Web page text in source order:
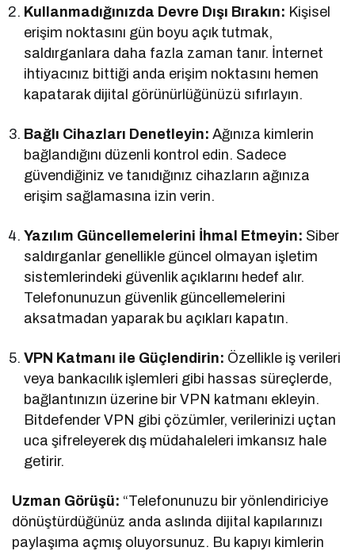
Kullanmadığınızda Devre Dışı Bırakın: Kişisel
erişim noktasını gün boyu açık tutmak,
saldırganlara daha fazla zaman tanır. İnternet
ihtiyacınız bittiği anda erişim noktasını hemen
kapatarak dijital görünürlüğünüzü sıfırlayın.
Bağlı Cihazları Denetleyin: Ağınıza kimlerin
bağlandığını düzenli kontrol edin. Sadece
güvendiğiniz ve tanıdığınız cihazların ağınıza
erişim sağlamasına izin verin.
Yazılım Güncellemelerini İhmal Etmeyin: Siber
saldırganlar genellikle güncel olmayan işletim
sistemlerindeki güvenlik açıklarını hedef alır.
Telefonunuzun güvenlik güncellemelerini
aksatmadan yaparak bu açıkları kapatın.
VPN Katmanı ile Güçlendirin: Özellikle iş verileri
veya bankacılık işlemleri gibi hassas süreçlerde,
bağlantınızın üzerine bir VPN katmanı ekleyin.
Bitdefender VPN gibi çözümler, verilerinizi uçtan
uca şifreleyerek dış müdahaleleri imkansız hale
getirir.
Uzman Görüşü: “Telefonunuzu bir yönlendiriciye
dönüştürdüğünüz anda aslında dijital kapılarınızı
paylaşıma açmış oluyorsunuz. Bu kapıyı kimlerin